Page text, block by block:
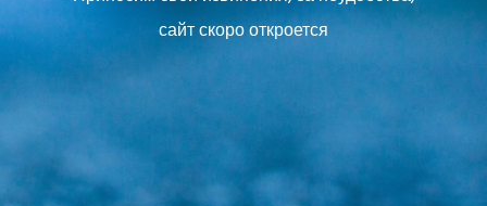
сайт скоро откроется